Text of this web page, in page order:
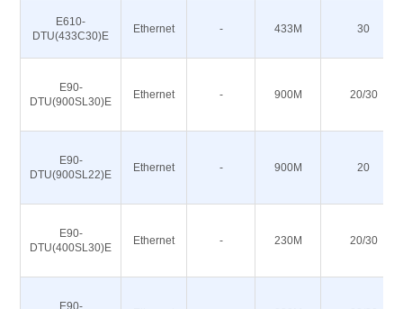
E610-
DTU(433C30)E
Ethernet - 433M 30
E90-
DTU(900SL30)E
Ethernet - 900M 20/30
E90-
DTU(900SL22)E
Ethernet - 900M 20
E90-
DTU(400SL30)E
Ethernet - 230M 20/30
E90-